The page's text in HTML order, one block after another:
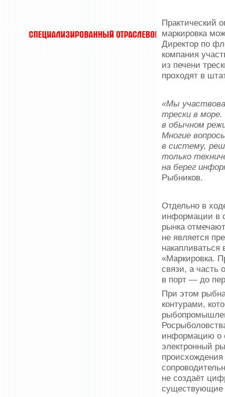
Практический
маркировка
Директор по
компания
из печени
проходят в
«Мы
трески в
в обычном
Многие
в систему,
только
на берег
Рыбников.
Отдельно в
информации в
рынка
не является
«Маркировка.
связи, а часть
в порт — до
При этом
контурами,
информацию о
электронный
не создаёт
существующие